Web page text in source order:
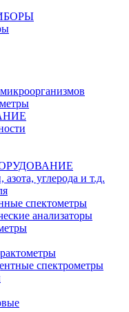
углерода и т.д.
спектометры
анализаторы
спектрометры